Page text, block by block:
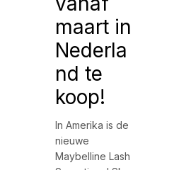
maart in
Nederla
nd te
koop!
In Amerika is de
nieuwe
Maybelline Lash